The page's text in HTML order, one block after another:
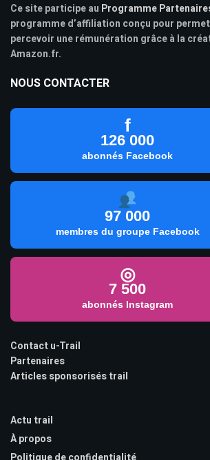
Ce site participe au Programme
programme d’affiliation conçu pour
percevoir une rémunération grâce à la
Amazon.fr.
NOUS CONTACTER
f
126 000
abonnés Facebook
97 000
membres du groupe Facebook
◎
7 500
abonnés Instagram
Contact u-Trail
Partenaires
Articles sponsorisés trail
Actu trail
À propos